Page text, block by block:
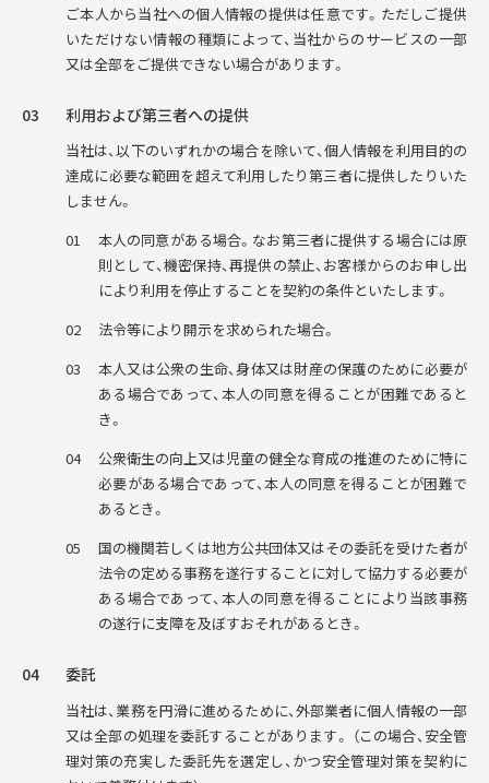
ご本人から当社への個人情報の提供は任意です。ただしご提供
いただけない情報の種類によって、当社からのサービスの一部
又は全部をご提供できない場合があります。
03 利用および第三者への提供
当社は、以下のいずれかの場合を除いて、個人情報を利用目的の
達成に必要な範囲を超えて利用したり第三者に提供したりいた
しません。
01
本人の同意がある場合。なお第三者に提供する場合には原
則として、機密保持、再提供の禁止、お客様からのお申し出
により利用を停止することを契約の条件といたします。
02
法令等により開示を求められた場合。
03
本人又は公衆の生命、身体又は財産の保護のために必要が
ある場合であって、本人の同意を得ることが困難であると
き。
04
公衆衛生の向上又は児童の健全な育成の推進のために特に
必要がある場合であって、本人の同意を得ることが困難で
あるとき。
05
国の機関若しくは地方公共団体又はその委託を受けた者が
法令の定める事務を遂行することに対して協力する必要が
ある場合であって、本人の同意を得ることにより当該事務
の遂行に支障を及ぼすおそれがあるとき。
04 委託
当社は、業務を円滑に進めるために、外部業者に個人情報の一部
又は全部の処理を委託することがあります。 （この場合、安全管
理対策の充実した委託先を選定し、かつ安全管理対策を契約に